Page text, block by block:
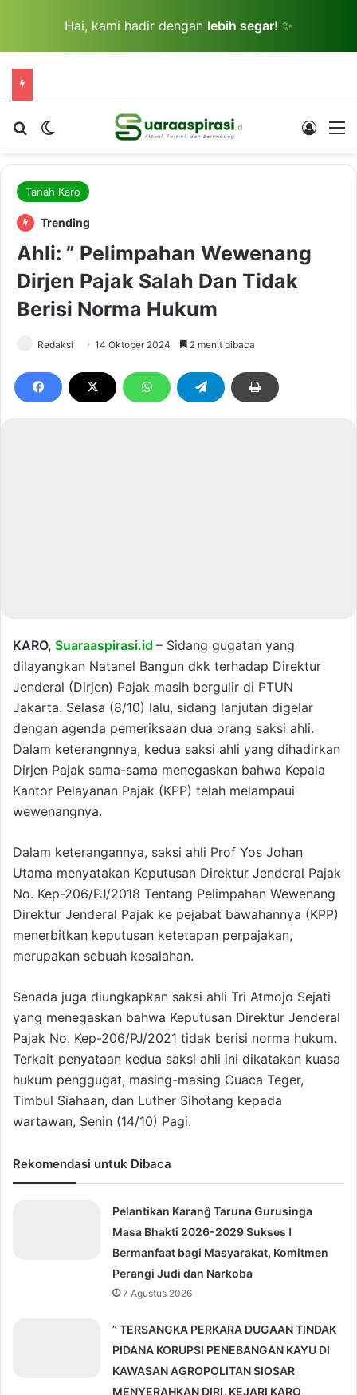
Hai, kami hadir dengan lebih segar! ✨
Cari berita...Switch skin Log In
Tanah Karo
Trending
Ahli: ” Pelimpahan Wewenang
Dirjen Pajak Salah Dan Tidak
Berisi Norma Hukum
Redaksi 14 Oktober 2024 2 menit dibaca
KARO, Suaraaspirasi.id – Sidang gugatan yang
dilayangkan Natanel Bangun dkk terhadap Direktur
Jenderal (Dirjen) Pajak masih bergulir di PTUN
Jakarta. Selasa (8/10) lalu, sidang lanjutan digelar
dengan agenda pemeriksaan dua orang saksi ahli.
Dalam keterangnnya, kedua saksi ahli yang dihadirkan
Dirjen Pajak sama-sama menegaskan bahwa Kepala
Kantor Pelayanan Pajak (KPP) telah melampaui
wewenangnya.
Dalam keterangannya, saksi ahli Prof Yos Johan
Utama menyatakan Keputusan Direktur Jenderal Pajak
No. Kep-206/PJ/2018 Tentang Pelimpahan Wewenang
Direktur Jenderal Pajak ke pejabat bawahannya (KPP)
menerbitkan keputusan ketetapan perpajakan,
merupakan sebuah kesalahan.
Senada juga diungkapkan saksi ahli Tri Atmojo Sejati
yang menegaskan bahwa Keputusan Direktur Jenderal
Pajak No. Kep-206/PJ/2021 tidak berisi norma hukum.
Terkait penyataan kedua saksi ahli ini dikatakan kuasa
hukum penggugat, masing-masing Cuaca Teger,
Timbul Siahaan, dan Luther Sihotang kepada
wartawan, Senin (14/10) Pagi.
Rekomendasi untuk Dibaca
Pelantikan Karanĝ Taruna Gurusinga
Masa Bhakti 2026-2029 Sukses !
Bermanfaat bagi Masyarakat, Komitmen
Perangi Judi dan Narkoba
7 Agustus 2026
” TERSANGKA PERKARA DUGAAN TINDAK
PIDANA KORUPSI PENEBANGAN KAYU DI
KAWASAN AGROPOLITAN SIOSAR
MENYERAHKAN DIRI, KEJARI KARO